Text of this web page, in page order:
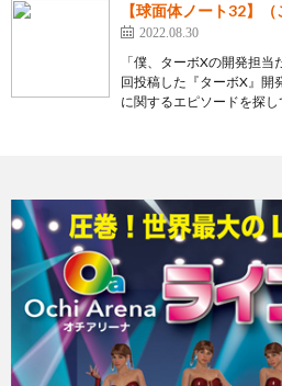
【球面体ノート32】
2022.08.30
「僕、ターボXの開発担
回投稿した『ターボX』開
に関するエピソードを探